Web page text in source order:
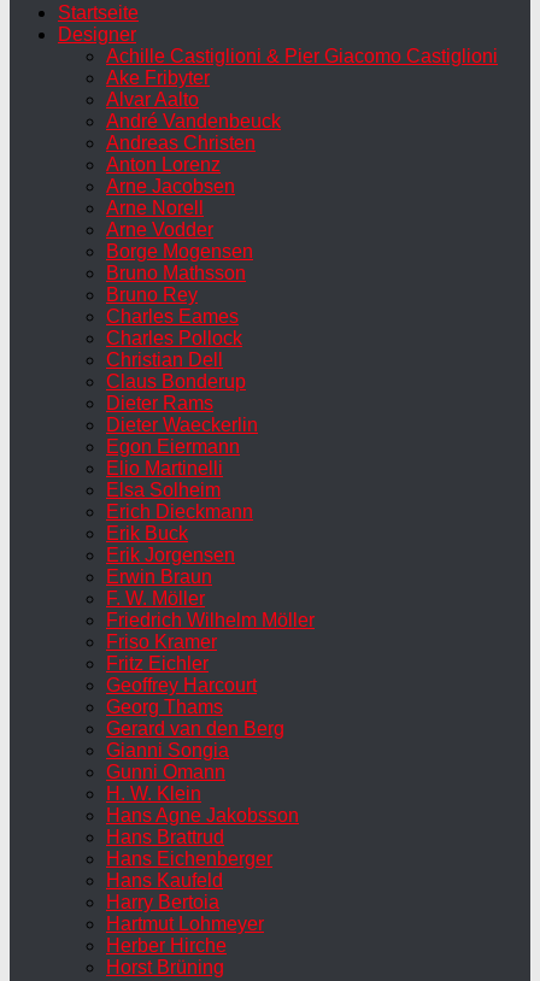
Startseite
Designer
Achille Castiglioni & Pier Giacomo Castiglioni
Ake Fribyter
Alvar Aalto
André Vandenbeuck
Andreas Christen
Anton Lorenz
Arne Jacobsen
Arne Norell
Arne Vodder
Borge Mogensen
Bruno Mathsson
Bruno Rey
Charles Eames
Charles Pollock
Christian Dell
Claus Bonderup
Dieter Rams
Dieter Waeckerlin
Egon Eiermann
Elio Martinelli
Elsa Solheim
Erich Dieckmann
Erik Buck
Erik Jorgensen
Erwin Braun
F. W. Möller
Friedrich Wilhelm Möller
Friso Kramer
Fritz Eichler
Geoffrey Harcourt
Georg Thams
Gerard van den Berg
Gianni Songia
Gunni Omann
H. W. Klein
Hans Agne Jakobsson
Hans Brattrud
Hans Eichenberger
Hans Kaufeld
Harry Bertoia
Hartmut Lohmeyer
Herber Hirche
Horst Brüning